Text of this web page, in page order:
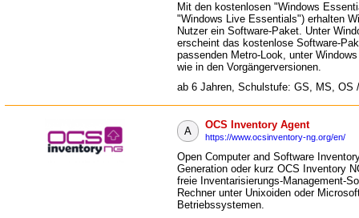
Mit den kostenlosen "Windows
"Windows Live Essentials") erhalten
Nutzer ein Software-Paket. Unter
erscheint das kostenlose Software-
passenden Metro-Look, unter
wie in den Vorgängerversionen.
ab 6 Jahren, Schulstufe: GS, MS, OS
A
OCS Inventory Agent
https://www.ocsinventory-ng.org/en/
Open Computer and Software
Generation oder kurz OCS Inventory
freie Inventarisierungs-Management-
Rechner unter Unixoiden oder
Betriebssystemen.